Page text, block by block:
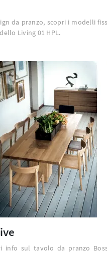
da pranzo, scopri i modelli
Living 01 HPL.
info sul tavolo da pranzo